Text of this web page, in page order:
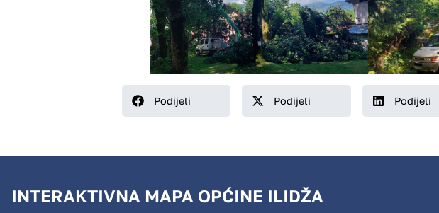
Podijeli Podijeli Podijeli
INTERAKTIVNA MAPA OPĆINE ILIDŽA